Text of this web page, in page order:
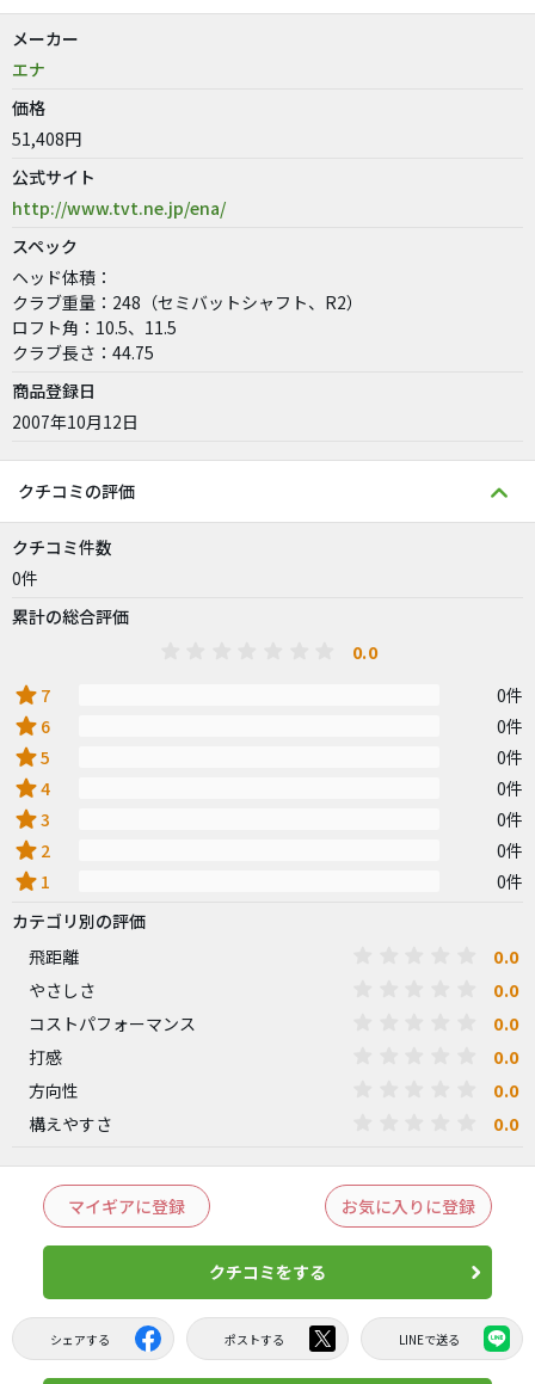
メーカー
エナ
価格
51,408円
公式サイト
http://www.tvt.ne.jp/ena/
スペック
ヘッド体積：
クラブ重量：248（セミバットシャフト、R2）
ロフト角：10.5、11.5
クラブ長さ：44.75
商品登録日
2007年10月12日
クチコミの評価
クチコミ件数
0件
累計の総合評価
0.0
star 7 0件
star 6 0件
star5 0件
star4 0件
star3 0件
star 2 0件
star 1
0件
カテゴリ別の評価
飛距離
0.0
やさしさ 0.0
コストパフォーマンス 0.0
打感 0.0
方向性 0.0
構えやすさ 0.0
マイギアに登録 お気に入りに登録
クチコミをする
シェアする ポストする LINEで送る